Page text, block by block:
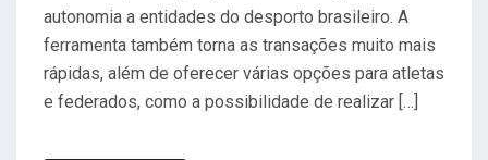
autonomia a entidades do desporto brasileiro. A
ferramenta também torna as transações muito mais
rápidas, além de oferecer várias opções para atletas
e federados, como a possibilidade de realizar […]